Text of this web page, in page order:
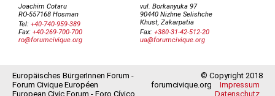
Europäisches BürgerInnen Forum -
Forum Civique Européen
European Civic Forum - Foro Cívico
© Copyright 2018
forumcivique.org
Impressum
Datenschutz